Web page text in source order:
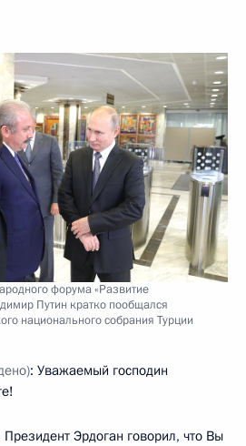
форума «Развитие
Путин кратко пообщался
национального собрания Турции
: Уважаемый господин
Президент Эрдоган говорил, что Вы